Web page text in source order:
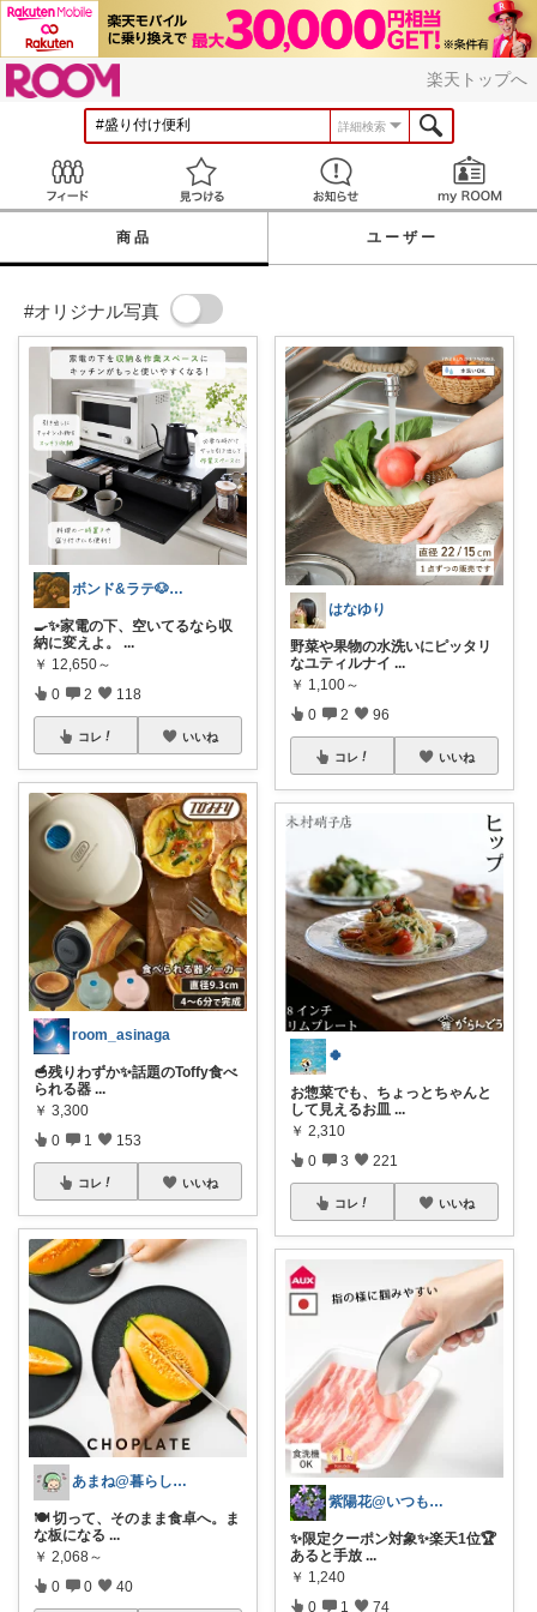
楽天トップへ
詳細検索
見つける お知らせ
商品 ユーザー
#オリジナル写真
ボンド&ラテ🐶経由購入感謝です🙇
🍳✨家電の下、空いてるなら収
納に変えよ。 ...
￥ 12,650～
0 2 118
コレ いいね
room_asinaga
🥣残りわずか✨話題のToffy食べ
られる器 ...
￥ 3,300
0 1 153
コレ いいね
あまね@暮らしを整えるルーム
🍽️ 切って、そのまま食卓へ。ま
な板になる ...
￥ 2,068～
0 0 40
はなゆり
野菜や果物の水洗いにピッタリ
なユティルナイ ...
￥ 1,100～
0 2 96
コレ いいね
🍀
お惣菜でも、ちょっとちゃんと
して見えるお皿 ...
￥ 2,310
0 3 221
コレ いいね
紫陽花@いつもありがとうございます💕
✨限定クーポン対象✨楽天1位🏆
あると手放 ...
￥ 1,240
0 1 74